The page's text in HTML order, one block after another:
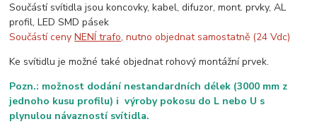
Součástí svítidla jsou koncovky, kabel, difuzor, mont. prvky, AL
profil, LED SMD pásek
Součástí cenyNENÍ trafo, nutno objednat samostatně (24 Vdc)
Ke svítidlu je možné také objednat rohový montážní prvek.
Pozn.: možnost dodání nestandardních délek (3000 mm z
jednoho kusu profilu) i výroby pokosu do L nebo U s
plynulou návazností svítidla.